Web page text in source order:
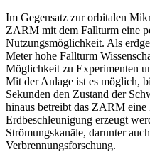
Im Gegensatz zur orbitalen
ZARM mit dem Fallturm eine
Nutzungsmöglichkeit. Als
Meter hohe Fallturm
Möglichkeit zu Experimenten
Mit der Anlage ist es möglich,
Sekunden den Zustand der
hinaus betreibt das ZARM
Erdbeschleunigung erzeugt
Strömungskanäle, darunter
Verbrennungsforschung.